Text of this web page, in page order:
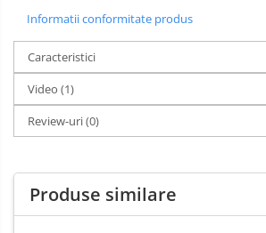
Informatii conformitate produs
Caracteristici
Video (1)
Review-uri(0)
Produse similare